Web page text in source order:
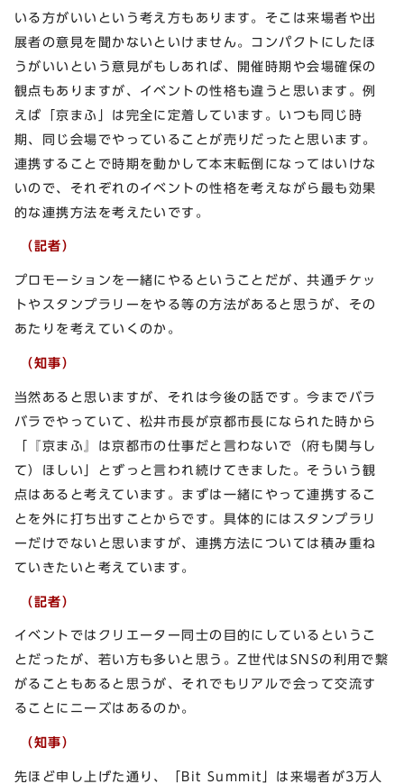
いる方がいいという考え方もあります。そこは来場者や出
展者の意見を聞かないといけません。コンパクトにしたほ
うがいいという意見がもしあれば、開催時期や会場確保の
観点もありますが、イベントの性格も違うと思います。例
えば「京まふ」は完全に定着しています。いつも同じ時
期、同じ会場でやっていることが売りだったと思います。
連携することで時期を動かして本末転倒になってはいけな
いので、それぞれのイベントの性格を考えながら最も効果
的な連携方法を考えたいです。
（記者）
プロモーションを一緒にやるということだが、共通チケッ
トやスタンプラリーをやる等の方法があると思うが、その
あたりを考えていくのか。
（知事）
当然あると思いますが、それは今後の話です。今までバラ
バラでやっていて、松井市長が京都市長になられた時から
「『京まふ』は京都市の仕事だと言わないで（府も関与し
て）ほしい」とずっと言われ続けてきました。そういう観
点はあると考えています。まずは一緒にやって連携するこ
とを外に打ち出すことからです。具体的にはスタンプラリ
ーだけでないと思いますが、連携方法については積み重ね
ていきたいと考えています。
（記者）
イベントではクリエーター同士の目的にしているというこ
とだったが、若い方も多いと思う。Z世代はSNSの利用で繋
がることもあると思うが、それでもリアルで会って交流す
ることにニーズはあるのか。
（知事）
先ほど申し上げた通り、「Bit Summit」は来場者が3万人